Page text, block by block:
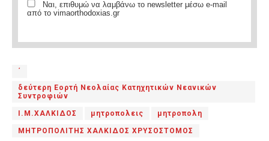
Ναι, επιθυμώ να λαμβάνω το newsletter μέσω e-mail
από το vimaorthodoxias.gr
΄
δεύτερη Εορτή Νεολαίας Κατηχητικών Νεανικών
Συντροφιών
Ι.Μ.ΧΑΛΚΙΔΟΣ μητροπολεις μητροπολη
ΜΗΤΡΟΠΟΛΙΤΗΣ ΧΑΛΚΙΔΟΣ ΧΡΥΣΟΣΤΟΜΟΣ